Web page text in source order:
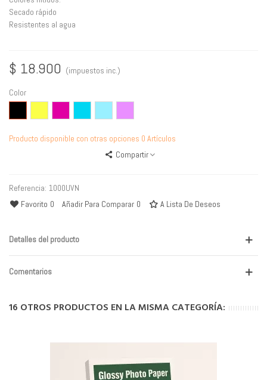
Secado rápido
Resistentes al agua
$ 18.900 (impuestos inc.)
Color
Light Light
Producto disponible con otras opciones 0 Artículos
Compartir
Referencia: 1000UVN
Favorito 0 Añadir Para Comparar 0 A Lista De Deseos
Detalles del producto
Comentarios
16 OTROS PRODUCTOS EN LA MISMA CATEGORÍA: